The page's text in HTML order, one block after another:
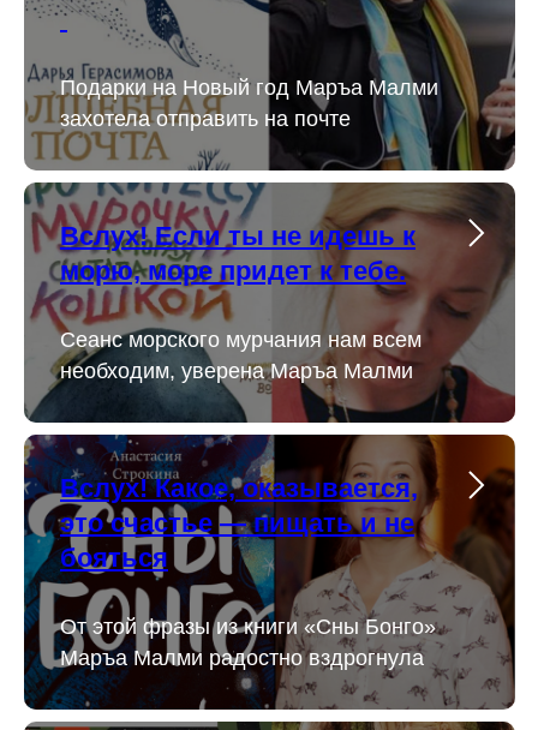
Подарки на Новый год Маръа Малми
захотела отправить на почте
Вслух! Если ты не идешь к
морю, море придет к тебе.
Сеанс морского мурчания нам всем
необходим, уверена Маръа Малми
Вслух! Какое, оказывается,
это счастье — пищать и не
бояться
От этой фразы из книги «Сны Бонго»
Маръа Малми радостно вздрогнула